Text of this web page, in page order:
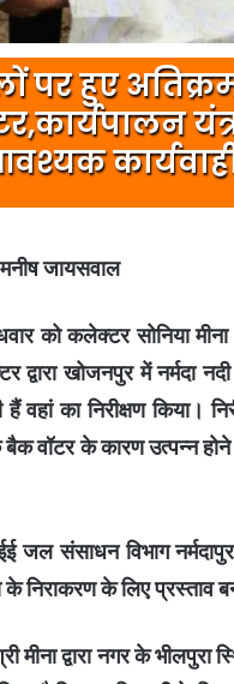
हुए
जायसवाल
को कलेक्टर सोनिया
द्वारा खोजनपुर में नर्मदा
हैं वहां का निरीक्षण किया।
बैक वॉटर के कारण उत्पन्न
जल संसाधन विभाग
निराकरण के लिए प्रस्ताव
मीना द्वारा नगर के भीलपुरा